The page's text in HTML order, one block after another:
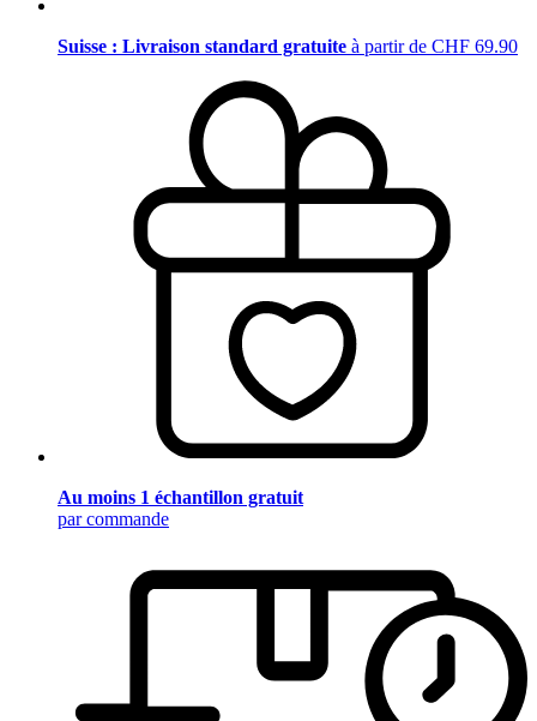
Suisse : Livraison standard gratuite à partir de CHF 69.90
Au moins 1 échantillon gratuit
par commande